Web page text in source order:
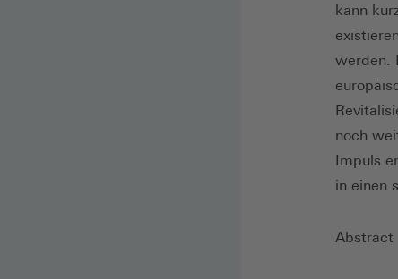
kann
werden.
noch
Impuls
in einen
Abstract